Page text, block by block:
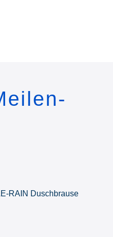
RAIN Duschbrause